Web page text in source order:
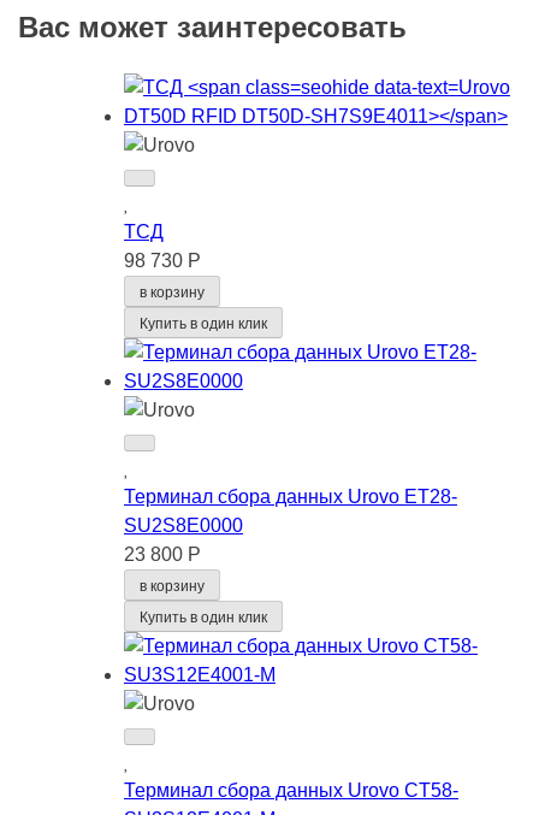
Вас может заинтересовать
ТСД
98 730 Р
в корзину
Купить в один клик
Терминал сбора данных Urovo ET28-
SU2S8E0000
23 800 Р
в корзину
Купить в один клик
Терминал сбора данных Urovo CT58-